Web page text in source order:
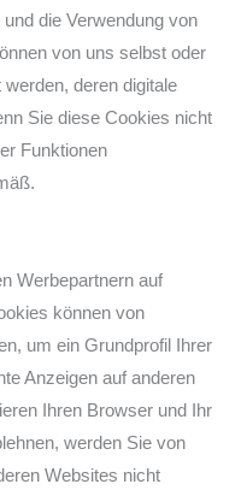
die Verwendung von
von uns selbst oder
deren digitale
Sie diese Cookies nicht
Funktionen
Werbepartnern auf
können von
um ein Grundprofil Ihrer
Anzeigen auf anderen
Ihren Browser und Ihr
werden Sie von
Websites nicht